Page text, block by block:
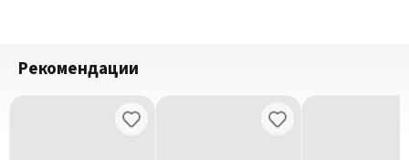
Рекомендации